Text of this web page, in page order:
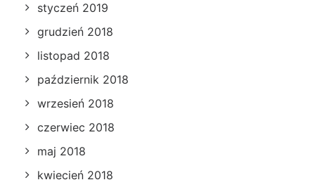
styczeń 2019
grudzień 2018
listopad 2018
październik 2018
wrzesień 2018
czerwiec 2018
maj 2018
kwiecień 2018